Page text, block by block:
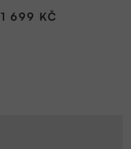
1 699 KČ